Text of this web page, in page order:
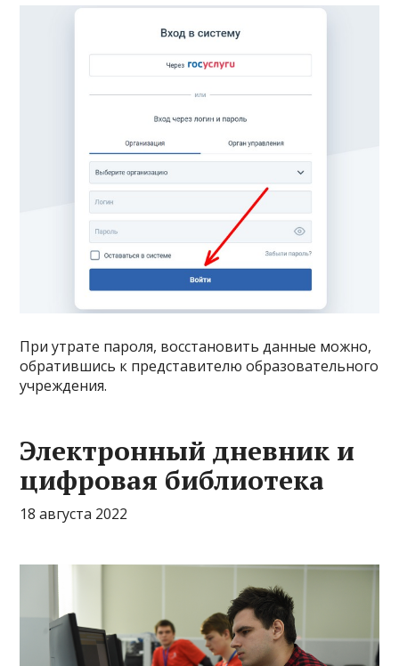
При утрате пароля, восстановить данные можно,
обратившись к представителю образовательного
учреждения.
Электронный дневник и
цифровая библиотека
18 августа 2022